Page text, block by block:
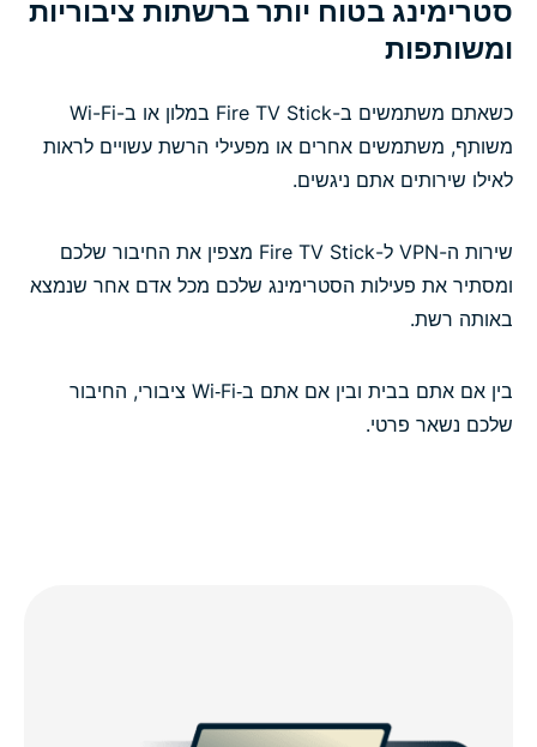
סטרימינג בטוח יותר ברשתות ציבוריות
ומשותפות
כשאתם משתמשים ב-Fire TV Stick במלון או ב-Wi-Fi
משותף, משתמשים אחרים או מפעילי הרשת עשויים לראות
לאילו שירותים אתם ניגשים.
שירות ה-VPN ל-Fire TV Stick מצפין את החיבור שלכם
ומסתיר את פעילות הסטרימינג שלכם מכל אדם אחר שנמצא
באותה רשת.
בין אם אתם בבית ובין אם אתם ב‑Wi‑Fi ציבורי, החיבור
שלכם נשאר פרטי.